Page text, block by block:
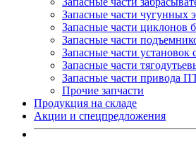
Запасные части чугунных
Запасные части циклонов
Запасные части
Запасные части
Запасные части
Запасные части привода
Прочие запчасти
Продукция на складе
Акции и спецпредложения